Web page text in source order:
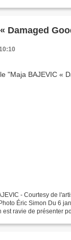
Damaged
- Courtesy de
Éric Simon Du 6
ravie de présenter